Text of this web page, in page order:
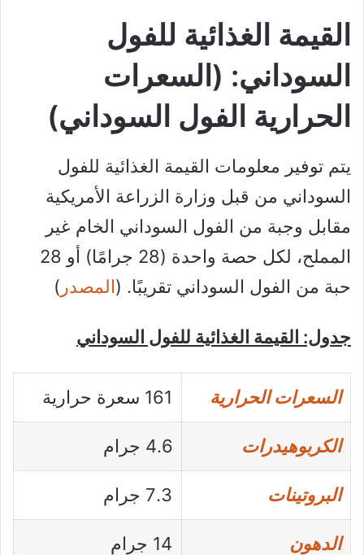
القيمة الغذائية للفول
السوداني: (السعرات
الحرارية الفول السوداني)
يتم توفير معلومات القيمة الغذائية للفول
السوداني من قبل وزارة الزراعة الأمريكية
مقابل وجبة من الفول السوداني الخام غير
المملح، لكل حصة واحدة (28 جرامًا) أو 28
حبة من الفول السوداني تقريبًا. (المصدر )
جدول: القيمة الغذائية للفول السوداني
السعرات الحرارية 161 سعرة حرارية
الكربوهيدرات 4.6 جرام
البروتينات 7.3 جرام
الدهون 14 جرام